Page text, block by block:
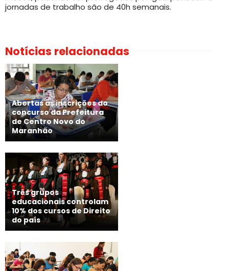
jornadas de trabalho são de 40h semanais.
Notícias relacionadas
Abertas as inscrições do
concurso da Prefeitura
de Centro Novo do
Maranhão
Três grupos
educacionais controlam
10% dos cursos de Direito
do país